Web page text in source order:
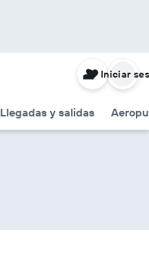
Llegadas y salidas
Iniciar